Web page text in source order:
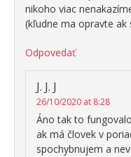
nikoho viac
(kľudne ma opravte ak
Odpovedať
J. J. J
26/10/2020 at 8:28
Áno tak to
ak má človek v
spochybnujem a